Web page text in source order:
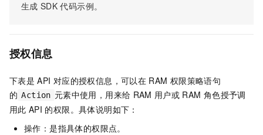
生成 SDK 代码示例。
授权信息
下表是 API 对应的授权信息，可以在 RAM 权限策略语句
的 Action 元素中使用，用来给 RAM 用户或 RAM 角色授予调
用此 API 的权限。具体说明如下：
操作：是指具体的权限点。